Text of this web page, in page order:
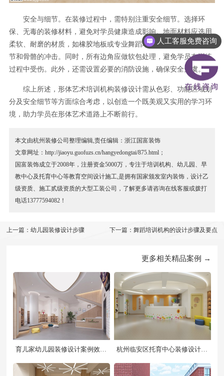
安全与细节。在装修过程中，需特别注重安全细节。选择环
保、无毒的装修材料，避免对学员健康造成影响。地面材料应选用
柔软、耐磨的材质，如橡胶地板或专业舞蹈地板，以减少运动对关
节和骨骼的冲击。同时，所有边角应做软包处理，避免学员在训练
过程中受伤。此外，还需设置必要的消防设施，确保安全无虞。
综上所述，形体艺术培训机构装修设计需从色彩、功能区域划
分及安全细节等方面综合考虑，以创造一个既美观又实用的学习环
境，助力学员在形体艺术道路上不断前行。
本文由杭州装修公司整理编辑,责任编辑：浙江国富装饰
文章网址：http://jiaoyu.guofuzs.cn/hangyedongtai/875.html；
国富装饰成立于2008年，注册资金5000万，专注于培训机构、幼儿园、早
教中心及托育中心等教育空间设计施工,是拥有国家颁发室内装饰，设计乙
级资质、施工贰级资质的大型工装公司，了解更多请咨询在线客服或拨打
电话13777594082！
上一篇：幼儿园装修设计步骤 下一篇：舞蹈培训机构的设计步骤及要点
更多相关精品案例 →
育儿家幼儿园装修设计案例效果
杭州临安区托育中心装修设计案
人工客服免费咨询